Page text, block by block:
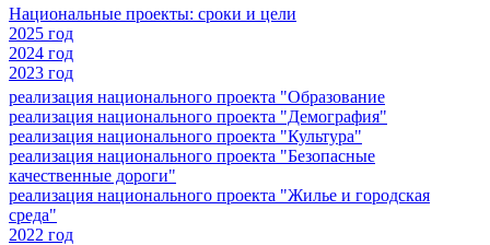
Национальные проекты: сроки и цели
2025 год
2024 год
2023 год
реализация национального проекта "Образование
реализация национального проекта "Демография"
реализация национального проекта "Культура"
реализация национального проекта "Безопасные
качественные дороги"
реализация национального проекта "Жилье и городская
среда"
2022 год